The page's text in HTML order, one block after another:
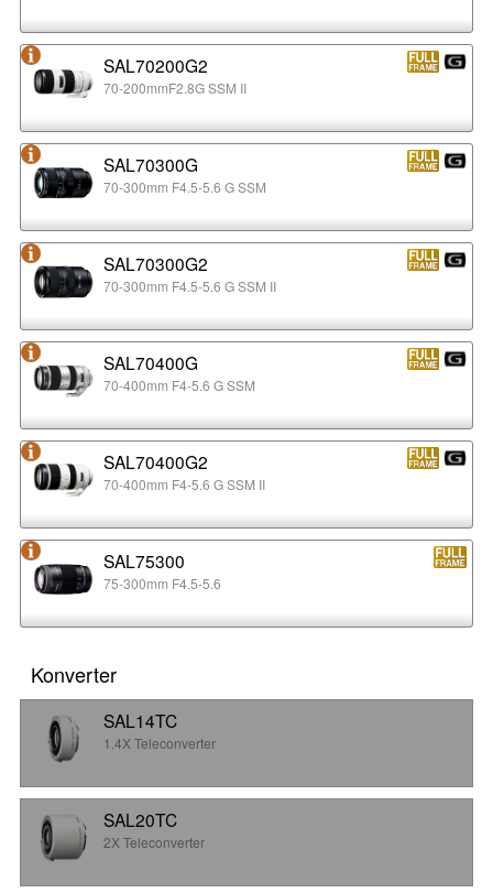
SAL70200G2
70-200mmF2.8G SSM II
SAL70300G
70-300mm F4.5-5.6 G SSM
SAL70300G2
70-300mm F4.5-5.6 G SSM II
SAL70400G
70-400mm F4-5.6 G SSM
SAL70400G2
70-400mm F4-5.6 G SSM II
SAL75300
75-300mm F4.5-5.6
Konverter
SAL14TC
1.4X Teleconverter
SAL20TC
2X Teleconverter